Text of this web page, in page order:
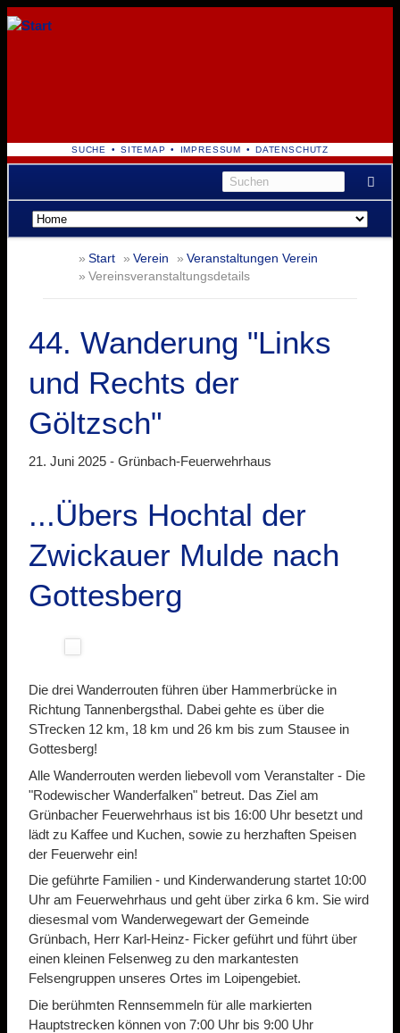
NAVIGATION
ÜBERSPRINGEN
SUCHE SITEMAP IMPRESSUM DATENSCHUTZ
Navigation
überspringen
Start Verein
Veranstaltungen Verein
Vereinsveranstaltungsdetails
44. Wanderung "Links
und Rechts der
Göltzsch"
21. Juni 2025 - Grünbach-Feuerwehrhaus
...Übers Hochtal der
Zwickauer Mulde nach
Gottesberg
Die drei Wanderrouten führen über Hammerbrücke in
Richtung Tannenbergsthal. Dabei gehte es über die
STrecken 12 km, 18 km und 26 km bis zum Stausee in
Gottesberg!
Alle Wanderrouten werden liebevoll vom Veranstalter - Die
"Rodewischer Wanderfalken" betreut. Das Ziel am
Grünbacher Feuerwehrhaus ist bis 16:00 Uhr besetzt und
lädt zu Kaffee und Kuchen, sowie zu herzhaften Speisen
der Feuerwehr ein!
Die geführte Familien - und Kinderwanderung startet 10:00
Uhr am Feuerwehrhaus und geht über zirka 6 km. Sie wird
diesesmal vom Wanderwegewart der Gemeinde
Grünbach, Herr Karl-Heinz- Ficker geführt und führt über
einen kleinen Felsenweg zu den markantesten
Felsengruppen unseres Ortes im Loipengebiet.
Die berühmten Rennsemmeln für alle markierten
Hauptstrecken können von 7:00 Uhr bis 9:00 Uhr